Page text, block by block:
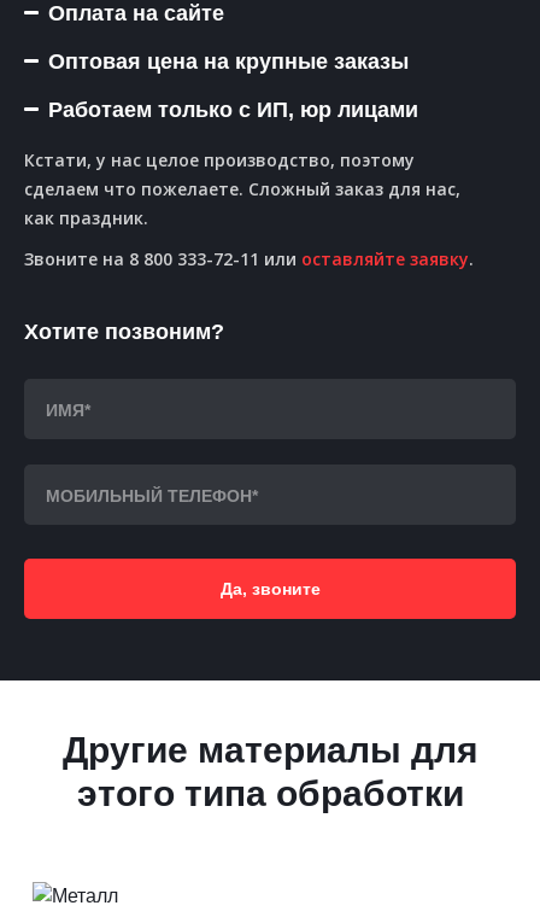
Оплата на сайте
Оптовая цена на крупные заказы
Работаем только с ИП, юр лицами
Кстати, у нас целое производство, поэтому
сделаем что пожелаете. Сложный заказ для нас,
как праздник.
Звоните на 8 800 333-72-11 или оставляйте заявку.
Хотите позвоним?
Да, звоните
Другие материалы для
этого типа обработки